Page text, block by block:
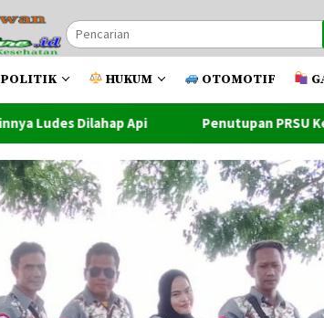
POLITIK HUKUM OTOMOTIF
Penutupan PRSU Ke-50 Dihadiri Walikota